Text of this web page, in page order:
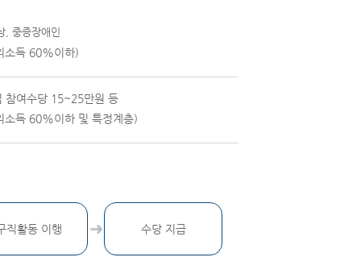
중증장애인
소득 60%이하)
참여수당 15~25만원 등
득 60%이하 및 특정계층)
직활동 이행 수당 지급